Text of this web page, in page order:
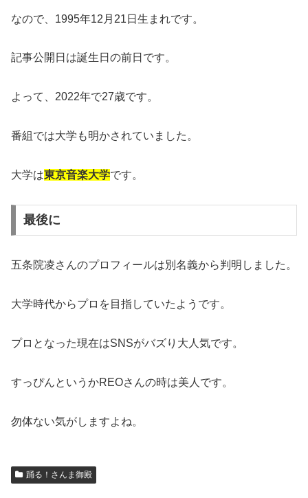
なので、1995年12月21日生まれです。
記事公開日は誕生日の前日です。
よって、2022年で27歳です。
番組では大学も明かされていました。
大学は東京音楽大学です。
最後に
五条院凌さんのプロフィールは別名義から判明しました。
大学時代からプロを目指していたようです。
プロとなった現在はSNSがバズり大人気です。
すっぴんというかREOさんの時は美人です。
勿体ない気がしますよね。
踊る！さんま御殿